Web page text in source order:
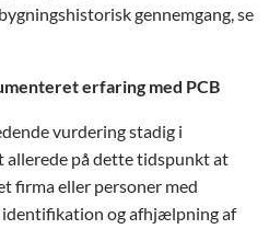
gennemgang, se
erfaring med PCB
vurdering stadig i
allerede på dette tidspunkt at
firma eller personer med
og afhjælpning af